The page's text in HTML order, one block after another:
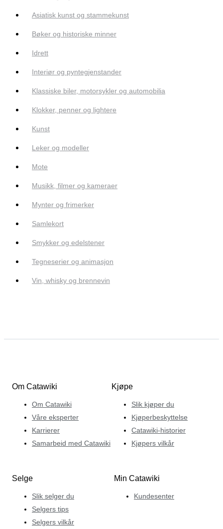
Asiatisk kunst og stammekunst
Bøker og historiske minner
Idrett
Interiør og pyntegjenstander
Klassiske biler, motorsykler og automobilia
Klokker, penner og lightere
Kunst
Leker og modeller
Mote
Musikk, filmer og kameraer
Mynter og frimerker
Samlekort
Smykker og edelstener
Tegneserier og animasjon
Vin, whisky og brennevin
Om Catawiki
Om Catawiki
Våre eksperter
Karrierer
Samarbeid med Catawiki
Kjøpe
Slik kjøper du
Kjøperbeskyttelse
Catawiki-historier
Kjøpers vilkår
Selge
Slik selger du
Selgers tips
Selgers vilkår
Min Catawiki
Kundesenter